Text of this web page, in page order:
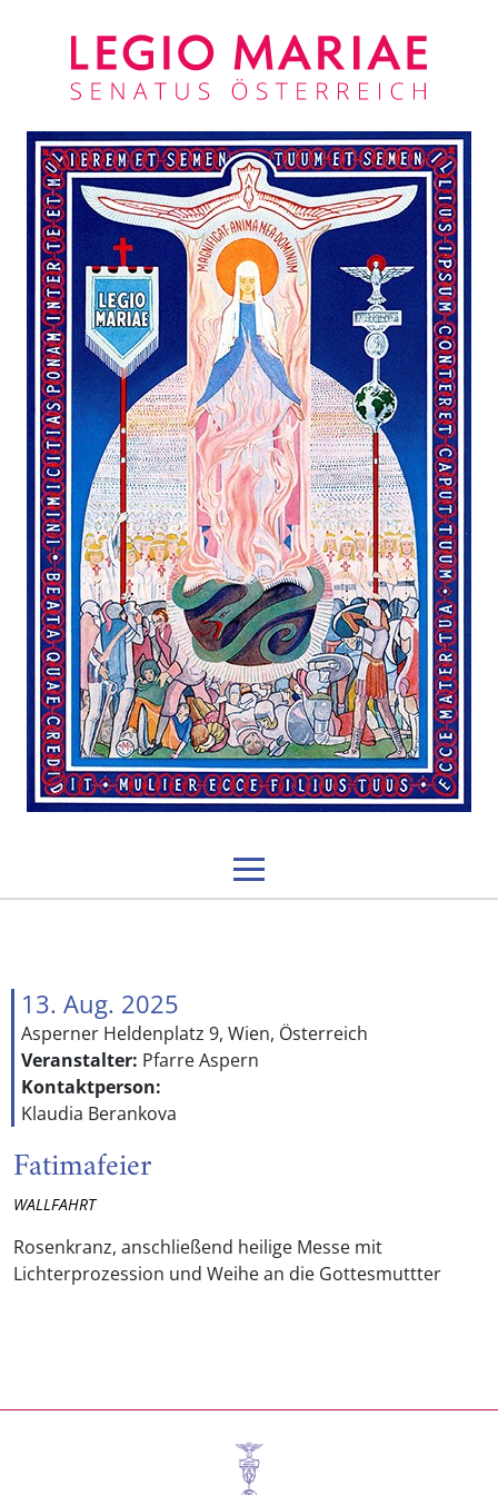
13. Aug. 2025
Asperner Heldenplatz 9, Wien, Österreich
Veranstalter: Pfarre Aspern
Kontaktperson:
Klaudia Berankova
Fatimafeier
WALLFAHRT
Rosenkranz, anschließend heilige Messe mit
Lichterprozession und Weihe an die Gottesmuttter